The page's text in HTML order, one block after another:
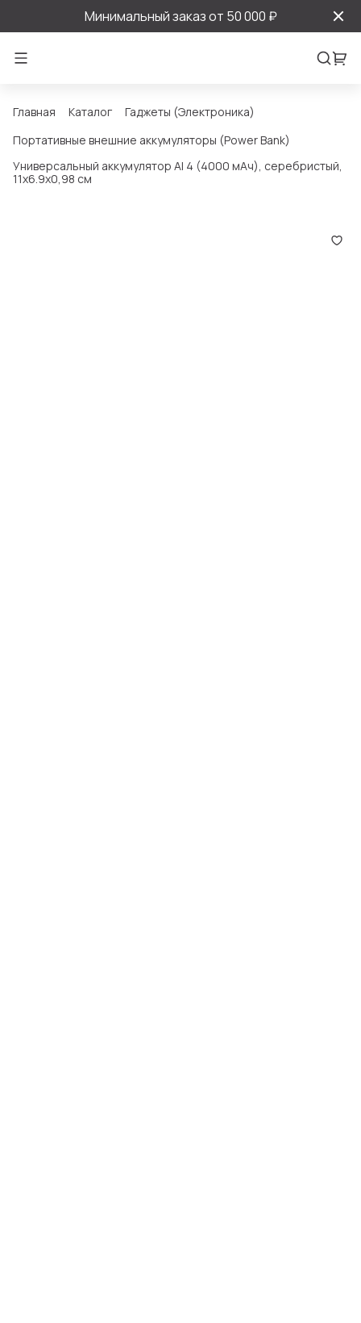
Минимальный заказ от 50 000 ₽
Главная Каталог
Гаджеты (Электроника)
Портативные внешние аккумуляторы (Power Bank)
Универсальный аккумулятор Al 4 (4000 мАч), серебристый,
11х6.9х0,98 см